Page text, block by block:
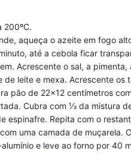
200ºC.
aqueça o azeite em fogo
até a cebola ficar
Acrescente o sal, a
de leite e mexa. Acrescente os
pão de 22×12 centímetros
Cubra com ⅓ da mistura
espinafre. Repita com o
uma camada de muçarela.
e leve ao forno por 40